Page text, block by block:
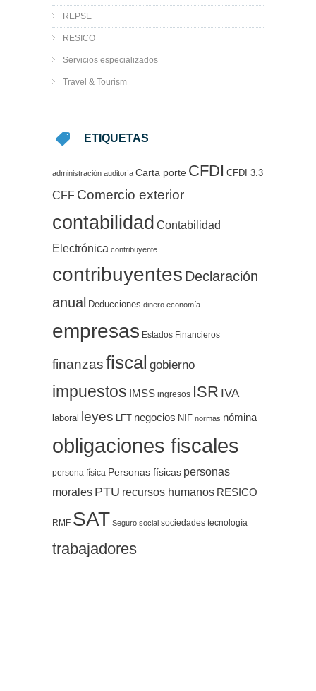
REPSE
RESICO
Servicios especializados
Travel & Tourism
ETIQUETAS
administración auditoría Carta porte CFDI CFDI 3.3
CFF Comercio exterior
contabilidad Contabilidad
Electrónica contribuyente
contribuyentes Declaración
anual Deducciones dinero economía
empresas Estados Financieros
finanzasfiscal gobierno
impuestos IMSS ingresos ISR IVA
laboral leyes LFT negocios NIF normas nómina
obligaciones fiscales
persona física Personas físicas personas
morales PTU recursos humanos RESICO
RMF SAT Seguro social sociedades tecnología
trabajadores